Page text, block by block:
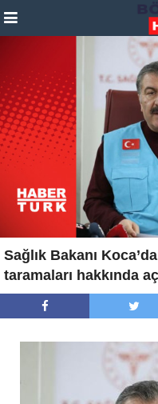
Sağlık Bakanı
taramaları hakkında